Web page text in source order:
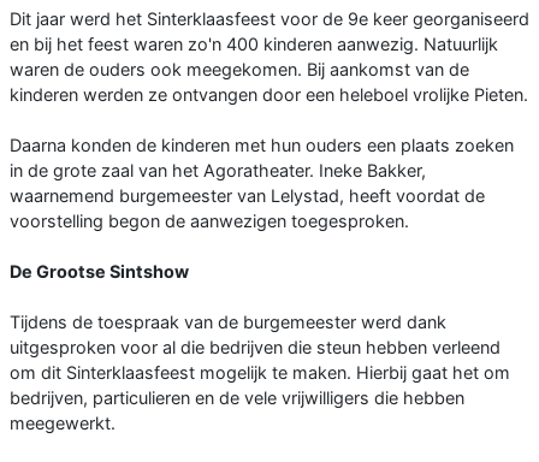
Dit jaar werd het Sinterklaasfeest voor de 9e keer georganiseerd
en bij het feest waren zo'n 400 kinderen aanwezig. Natuurlijk
waren de ouders ook meegekomen. Bij aankomst van de
kinderen werden ze ontvangen door een heleboel vrolijke Pieten.
Daarna konden de kinderen met hun ouders een plaats zoeken
in de grote zaal van het Agoratheater. Ineke Bakker,
waarnemend burgemeester van Lelystad, heeft voordat de
voorstelling begon de aanwezigen toegesproken.
De Grootse Sintshow
Tijdens de toespraak van de burgemeester werd dank
uitgesproken voor al die bedrijven die steun hebben verleend
om dit Sinterklaasfeest mogelijk te maken. Hierbij gaat het om
bedrijven, particulieren en de vele vrijwilligers die hebben
meegewerkt.